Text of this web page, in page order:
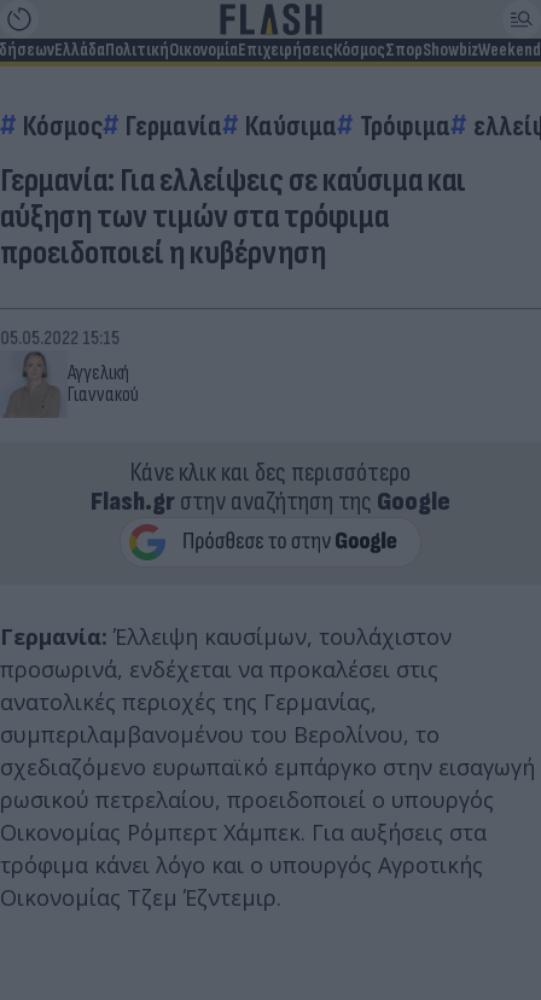
ΕλλάδαΠολιτικήΟικονομίαΕπιχειρήσειςΚόσμοςΣπορShowbizWeekend
Κόσμος Γερμανία Καύσιμα Τρόφιμα
Γερμανία: Για ελλείψεις σε καύσιμα και
αύξηση των τιμών στα τρόφιμα
προειδοποιεί η κυβέρνηση
Αγγελική
Γιαννακού
05.05.2022 15:15
Κάνε κλικ και δες περισσότερο
Flash.grστην αναζήτηση της Google
Γερμανία: Έλλειψη καυσίμων, τουλάχιστον
προσωρινά, ενδέχεται να προκαλέσει στις
ανατολικές περιοχές της Γερμανίας,
συμπεριλαμβανομένου του Βερολίνου, το
σχεδιαζόμενο ευρωπαϊκό εμπάργκο στην εισαγωγή
ρωσικού πετρελαίου, προειδοποιεί ο υπουργός
Οικονομίας Ρόμπερτ Χάμπεκ. Για αυξήσεις στα
τρόφιμα κάνει λόγο και ο υπουργός Αγροτικής
Οικονομίας Τζεμ Έζντεμιρ.